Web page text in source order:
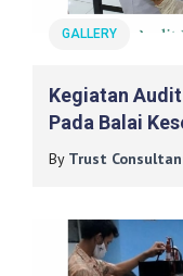
GALLERY
Kegiatan
Pada Balai
Kerja (K3) DIY
By Trust